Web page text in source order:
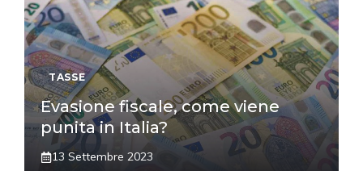
TASSE
Evasione fiscale, come viene
punita in Italia?
13 Settembre 2023